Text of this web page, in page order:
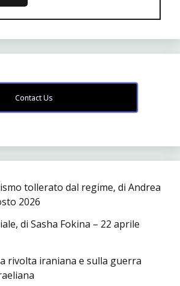
Contact Us
tollerato dal regime, di Andrea
2026
di Sasha Fokina – 22 aprile
rivolta iraniana e sulla guerra